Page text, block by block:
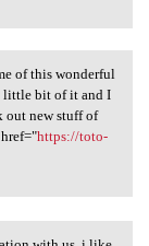
of this wonderful
little bit of it and I
out new stuff of
https://toto-